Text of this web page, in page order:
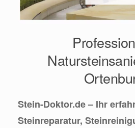
Stein-Doktor.de – Ihr
Steinreparatur,